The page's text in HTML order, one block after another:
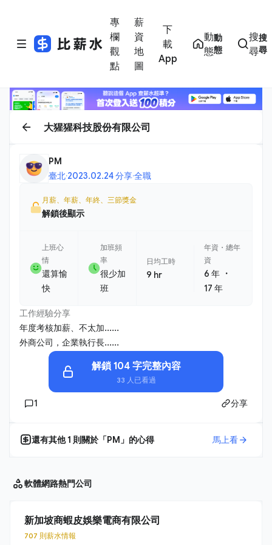
專
欄
觀
點
薪
資
地
圖
下
載
App
動
態
動
態
搜
尋
搜
尋
大猩猩科技股份有限公司
PM
臺北·2023.02.24 分享·全職
月薪、年薪、年終、三節獎金
解鎖後顯示
上班心
情
還算愉
快
加班頻
率
很少加
班
日均工時
9 hr
年資・總年
資
6 年 ・
17 年
工作經驗分享
年度考核加薪、不太加......
外商公司，企業執行長......
解鎖 104 字完整內容
33 人已看過
1 分享
還有其他1 則關於「PM 」的心得 馬上看
軟體網路熱門公司
新加坡商蝦皮娛樂電商有限公司
707 則薪水情報